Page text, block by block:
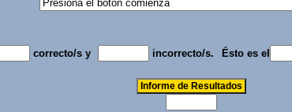
correcto/s y incorrecto/s. Ésto es el